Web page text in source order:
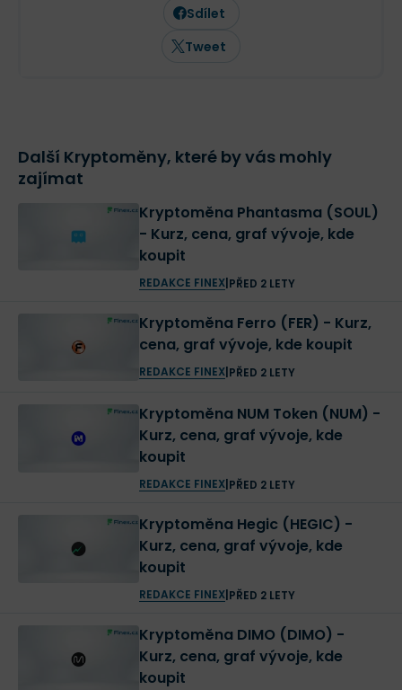
Sdílet
Tweet
Další Kryptoměny, které by vás mohly
zajímat
Kryptoměna Phantasma (SOUL)
- Kurz, cena, graf vývoje, kde
koupit
REDAKCE FINEX| PŘED 2 LETY
Kryptoměna Ferro (FER) - Kurz,
cena, graf vývoje, kde koupit
REDAKCE FINEX| PŘED 2 LETY
Kryptoměna NUM Token (NUM) -
Kurz, cena, graf vývoje, kde
koupit
REDAKCE FINEX| PŘED 2 LETY
Kryptoměna Hegic (HEGIC) -
Kurz, cena, graf vývoje, kde
koupit
REDAKCE FINEX| PŘED 2 LETY
Kryptoměna DIMO (DIMO) -
Kurz, cena, graf vývoje, kde
koupit